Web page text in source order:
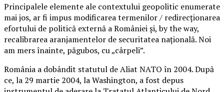
Principalele elemente ale contextului geopolitic enumerate
mai jos, ar fi impus modificarea termenilor / redirecţionarea
efortului de politică externă a României şi, by the way,
recalibrarea aranjamentelor de securitatea naţională. Noi
am mers înainte, păgubos, cu „cârpeli”.
România a dobândit statutul de Aliat NATO în 2004. După
ce, la 29 martie 2004, la Washington, a fost depus